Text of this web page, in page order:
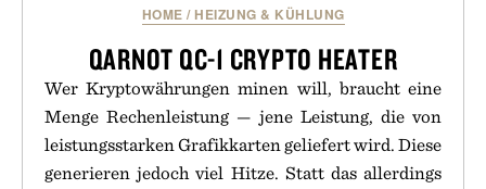
HOME / HEIZUNG & KÜHLUNG
QARNOT QC-1 CRYPTO HEATER
Wer Kryptowährungen minen will, braucht eine
Menge Rechenleistung — jene Leistung, die von
leistungsstarken Grafikkarten geliefert wird. Diese
generieren jedoch viel Hitze. Statt das allerdings